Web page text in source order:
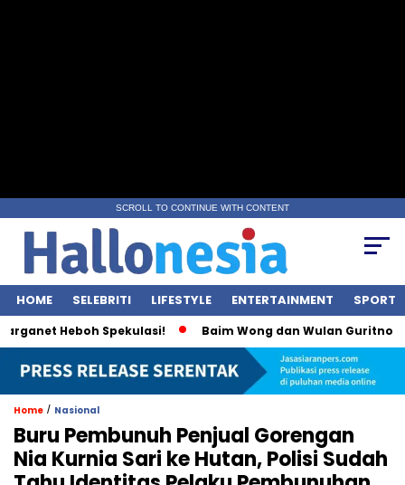
SCROLL TO CONTINUE WITH CONTENT
HOME SELEBRITI LIFESTYLE ENTERTAINMENT SPORT
Heboh Spekulasi! Baim Wong dan Wulan Guritno
Home / Nasional
Buru Pembunuh Penjual Gorengan
Nia Kurnia Sari ke Hutan, Polisi Sudah